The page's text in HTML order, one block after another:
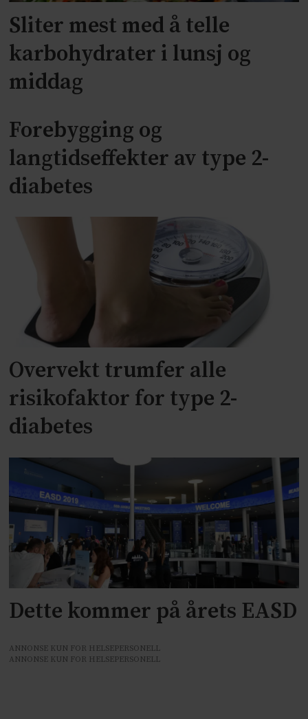
Sliter mest med å telle
karbohydrater i lunsj og
middag
Forebygging og
langtidseffekter av type 2-
diabetes
Overvekt trumfer alle
risikofaktor for type 2-
diabetes
Dette kommer på årets EASD
ANNONSE KUN FOR HELSEPERSONELL
ANNONSE KUN FOR HELSEPERSONELL